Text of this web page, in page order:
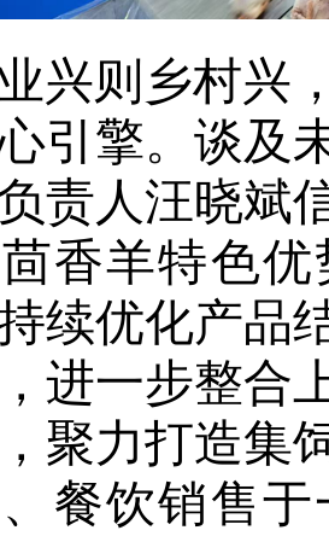
兴则乡村兴
引擎。谈及
责人汪晓斌
香羊特色
续优化产品
进一步整合
聚力打造集
餐饮销售